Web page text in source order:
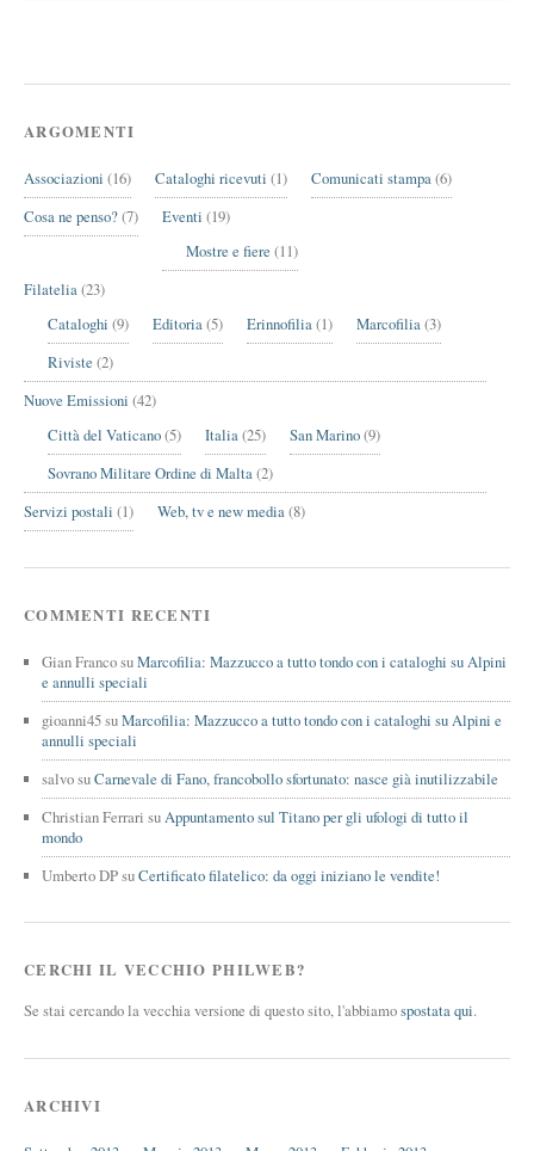
ARGOMENTI
Associazioni (16) Cataloghi ricevuti (1) Comunicati stampa (6)
Cosa ne penso?(7) Eventi (19)
Mostre e fiere (11)
Filatelia (23)
Cataloghi (9) Editoria (5) Erinnofilia (1) Marcofilia (3)
Riviste (2)
Nuove Emissioni (42)
Città del Vaticano(5) Italia (25) San Marino(9)
Sovrano Militare Ordine di Malta (2)
Servizi postali (1) Web, tv e new media (8)
COMMENTI RECENTI
Gian FrancosuMarcofilia: Mazzucco a tutto tondo con i cataloghi su Alpini
e annulli speciali
gioanni45suMarcofilia: Mazzucco a tutto tondo con i cataloghi su Alpini e
annulli speciali
salvosuCarnevale di Fano, francobollo sfortunato: nasce già inutilizzabile
Christian Ferrari su Appuntamento sul Titano per gli ufologi di tutto il
mondo
Umberto DPsuCertificato filatelico: da oggi iniziano le vendite!
CERCHI IL VECCHIO PHILWEB?
Se stai cercando la vecchia versione di questo sito, l'abbiamospostata qui.
ARCHIVI